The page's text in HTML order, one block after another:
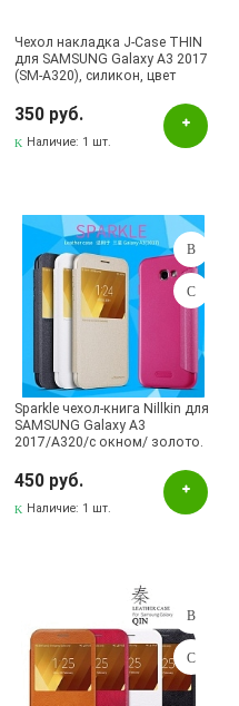
Чехол накладка J-Case THIN
для SAMSUNG Galaxy A3 2017
(SM-A320), силикон, цвет
350 руб.
Наличие: 1 шт.
Sparkle чехол-книга Nillkin для
SAMSUNG Galaxy A3
2017/A320/с окном/ золото.
450 руб.
Наличие: 1 шт.